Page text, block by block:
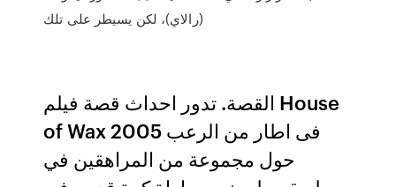
(رالاي)، لكن يسيطر على تلك
القصة. تدور احداث قصة فيلم House
of Wax 2005 فى اطار من الرعب
حول مجموعة من المراهقين في